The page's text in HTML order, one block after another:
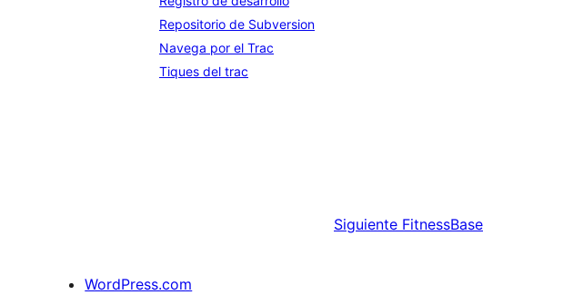
Repositorio de Subversion
Navega por el Trac
Tiques del trac
Siguiente FitnessBase
WordPress.com